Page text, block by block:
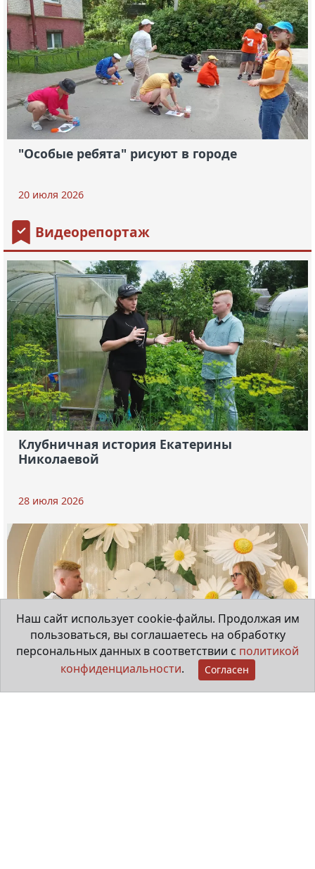
"Особые ребята" рисуют в городе
20 июля 2026
Видеорепортаж
Клубничная история Екатерины
Николаевой
28 июля 2026
Наш сайт использует cookie-файлы. Продолжая им
пользоваться, вы соглашаетесь на обработку
персональных данных в соответствии с политикой
конфиденциальности. Согласен